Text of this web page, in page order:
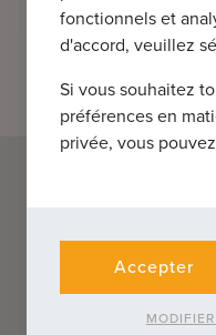
fonctionnels et
d'accord, veuillez
Si vous souhaitez
préférences en
privée, vous
Accepter